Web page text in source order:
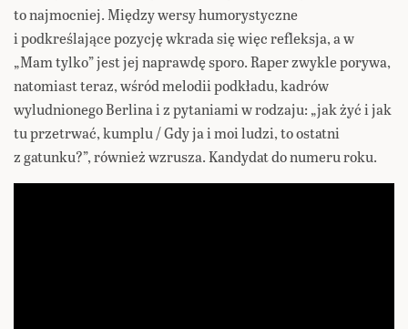
to najmocniej. Między wersy humorystyczne
i podkreślające pozycję wkrada się więc refleksja, a w
„Mam tylko” jest jej naprawdę sporo. Raper zwykle porywa,
natomiast teraz, wśród melodii podkładu, kadrów
wyludnionego Berlina i z pytaniami w rodzaju: „jak żyć i jak
tu przetrwać, kumplu / Gdy ja i moi ludzi, to ostatni
z gatunku?”, również wzrusza. Kandydat do numeru roku.